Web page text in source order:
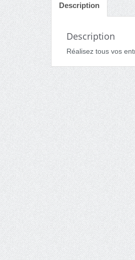
Description
Description
Réalisez tous vos